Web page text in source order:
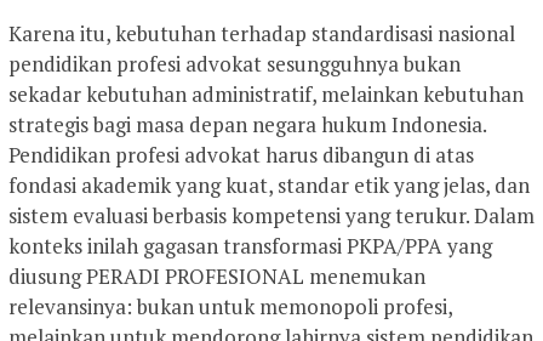
Karena itu, kebutuhan terhadap standardisasi nasional
pendidikan profesi advokat sesungguhnya bukan
sekadar kebutuhan administratif, melainkan kebutuhan
strategis bagi masa depan negara hukum Indonesia.
Pendidikan profesi advokat harus dibangun di atas
fondasi akademik yang kuat, standar etik yang jelas, dan
sistem evaluasi berbasis kompetensi yang terukur. Dalam
konteks inilah gagasan transformasi PKPA/PPA yang
diusung PERADI PROFESIONAL menemukan
relevansinya: bukan untuk memonopoli profesi,